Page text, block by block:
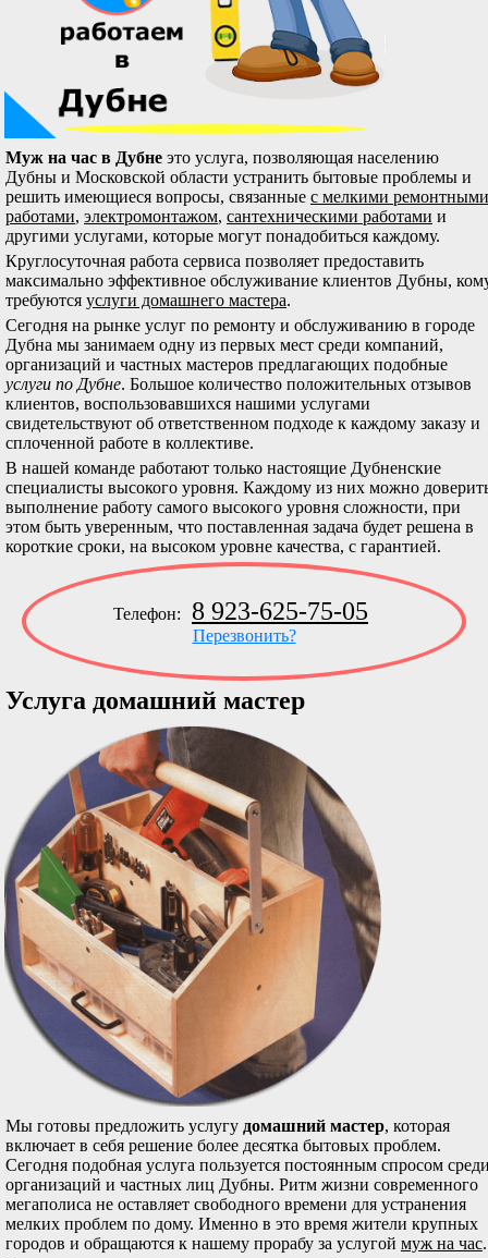
Муж на час в Дубне это услуга, позволяющая населению
Дубны и Московской области устранить бытовые проблемы и
решить имеющиеся вопросы, связанные с мелкими ремонтными
работами, электромонтажом, сантехническими работами и
другими услугами, которые могут понадобиться каждому.
Круглосуточная работа сервиса позволяет предоставить
максимально эффективное обслуживание клиентов Дубны,
требуются услуги домашнего мастера.
Сегодня на рынке услуг по ремонту и обслуживанию в городе
Дубна мы занимаем одну из первых мест среди компаний,
организаций и частных мастеров предлагающих подобные
услуги по Дубне. Большое количество положительных отзывов
клиентов, воспользовавшихся нашими услугами
свидетельствуют об ответственном подходе к каждому заказу и
сплоченной работе в коллективе.
В нашей команде работают только настоящие Дубненские
специалисты высокого уровня. Каждому из них можно
выполнение работу самого высокого уровня сложности, при
этом быть уверенным, что поставленная задача будет решена в
короткие сроки, на высоком уровне качества, с гарантией.
Телефон: 8 923-625-75-05
Перезвонить?
Услуга домашний мастер
Мы готовы предложить услугу домашний мастер, которая
включает в себя решение более десятка бытовых проблем.
Сегодня подобная услуга пользуется постоянным спросом
организаций и частных лиц Дубны. Ритм жизни современного
мегаполиса не оставляет свободного времени для устранения
мелких проблем по дому. Именно в это время жители крупных
городов и обращаются к нашему прорабу за услугой муж на час.